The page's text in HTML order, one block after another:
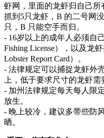
虾网，里面的龙虾归自己所
抓到5只龙虾，B 的二号网
只，B 只能空手而归。
- 16岁以上的成年人必须自
Fishing License），以及龙
Lobster Report Card）。
- 法律规定可以捕捉龙虾外
上，低于要求尺寸的龙虾需
- 加州法律规定每天每人限
放生。
- 晚上较冷，建议多带些防
晒。